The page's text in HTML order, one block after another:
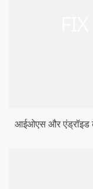
आईओएस और एंड्रॉइड